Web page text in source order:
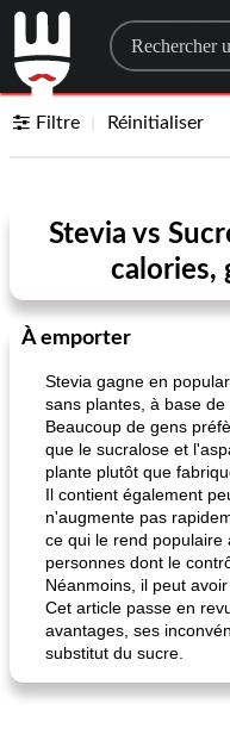
Search
Filtre Réinitialiser
Stevia vs
calories,
À emporter
Stevia gagne en
sans plantes, à base de
Beaucoup de gens
que le sucralose et
plante plutôt que
Il contient également
n'augmente pas
ce qui le rend populaire
personnes dont le
Néanmoins, il peut
Cet article passe en
avantages, ses
substitut du sucre.